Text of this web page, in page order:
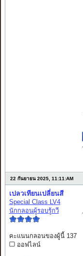
22 กันยายน 2025, 11:11:AM
เปลวเทียนเปลี่ยนสี
Special Class LV4
นักกลอนผู้รอบรู้กวี
คะแนนกลอนของผู้นี้ 137
ออฟไลน์